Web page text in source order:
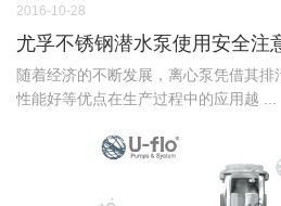
2016-10-28
尤孚不锈钢潜水泵使用安全注
随着经济的不断发展，离心泵凭借其
性能好等优点在生产过程中的应用越 ...